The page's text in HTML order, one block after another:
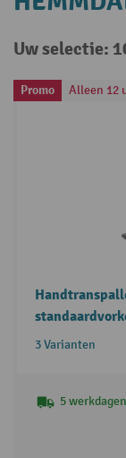
Uw selectie:
Promo Alleen 12
3 Varianten
5